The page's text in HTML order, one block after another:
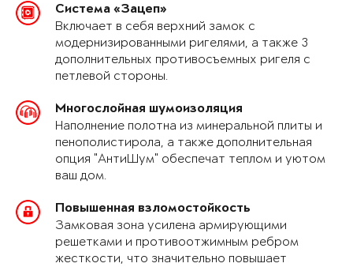
Система «Зацеп»
Включает в себя верхний замок с
модернизированными ригелями, а также 3
дополнительных противосъемных ригеля с
петлевой стороны.
Многослойная шумоизоляция
Наполнение полотна из минеральной плиты и
пенополистирола, а также дополнительная
опция "АнтиШум" обеспечат теплом и уютом
ваш дом.
Повышенная взломостойкость
Замковая зона усилена армирующими
решетками и противоотжимным ребром
жесткости, что значительно повышает